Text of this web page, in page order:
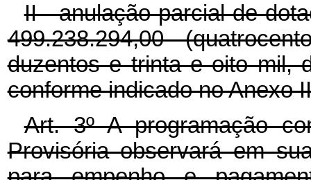
II - anulação parcial de
499.238.294,00
duzentos e trinta e oito mil,
conforme indicado no Anexo
Art. 3º A programação
Provisória observará em